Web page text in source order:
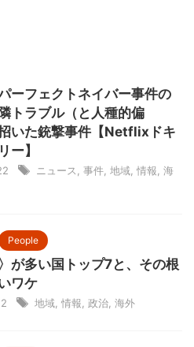
パーフェクトネイバー事件の
トラブル（と人種的偏
いた銃撃事件【Netflixドキ
ー】
ニュース 事件 地域 情報 海
People
が多い国トップ7と、その根
ワケ
地域 情報 政治 海外